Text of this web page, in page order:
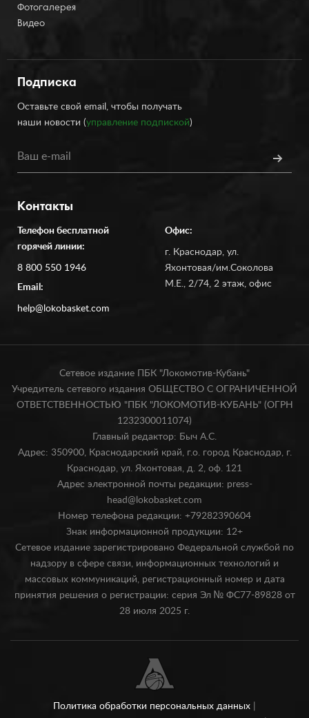
Фотогалерея
Видео
Подписка
Оставьте свой email, чтобы получать
наши новости (управление подпиской)
Контакты
Телефон бесплатной
горячей линии:
8 800 550 1946
Email:
help@lokobasket.com
Офис:
г. Краснодар, ул.
Яхонтовая/им.Соколова
М.Е., 2/74, 2 этаж, офис
Сетевое издание ПБК "Локомотив-Кубань"
Учредитель сетевого издания ОБЩЕСТВО С ОГРАНИЧЕННОЙ
ОТВЕТСТВЕННОСТЬЮ "ПБК "ЛОКОМОТИВ-КУБАНЬ" (ОГРН
1232300011074)
Главный редактор: Быч А.С.
Адрес: 350900, Краснодарский край, г.о. город Краснодар, г.
Краснодар, ул. Яхонтовая, д. 2, оф. 121
Адрес электронной почты редакции: press-
head@lokobasket.com
Номер телефона редакции: +79282390604
Знак информационной продукции: 12+
Сетевое издание зарегистрировано Федеральной службой по
надзору в сфере связи, информационных технологий и
массовых коммуникаций, регистрационный номер и дата
принятия решения о регистрации: серия Эл № ФС77-89828 от
28 июля 2025 г.
Политика обработки персональных данных